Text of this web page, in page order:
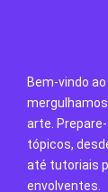
Bem-vindo
arte.
tópicos,
até tutoriais
envolventes.